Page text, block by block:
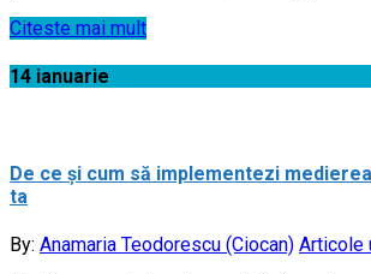
Citeste mai mult
14 ianuarie
De ce și cum să implementezi
ta
By: Anamaria Teodorescu (Ciocan) Articole